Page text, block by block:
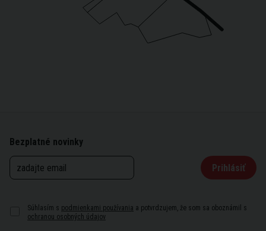
Bezplatné novinky
Prihlásiť
Súhlasím s podmienkami používania a potvrdzujem, že som sa oboznámil s
ochranou osobných údajov